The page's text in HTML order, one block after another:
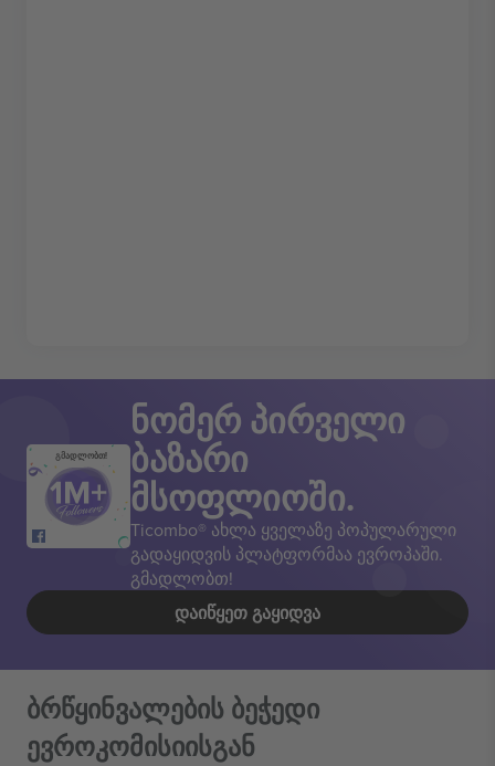
გმადლობთ!
ნომერ პირველი
ბაზარი
მსოფლიოში.
Ticombo® ახლა ყველაზე პოპულარული
გადაყიდვის პლატფორმაა ევროპაში.
გმადლობთ!
ᲓᲐᲘᲬᲧᲔᲗ ᲒᲐᲧᲘᲓᲕᲐ
ბრწყინვალების ბეჭედი
ევროკომისიისგან